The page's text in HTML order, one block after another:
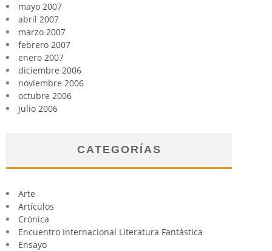
mayo 2007
abril 2007
marzo 2007
febrero 2007
enero 2007
diciembre 2006
noviembre 2006
octubre 2006
julio 2006
CATEGORÍAS
Arte
Artículos
Crónica
Encuentro Internacional Literatura Fantástica
Ensayo